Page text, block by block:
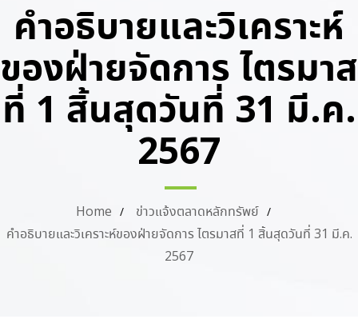
คำอธิบายและวิเคราะห์
ของฝ่ายจัดการ ไตรมาส
ที่ 1 สิ้นสุดวันที่ 31 มี.ค.
2567
Home
ข่าวแจ้งตลาดหลักทรัพย์
คำอธิบายและวิเคราะห์ของฝ่ายจัดการ ไตรมาสที่ 1 สิ้นสุดวันที่ 31 มี.ค.
2567